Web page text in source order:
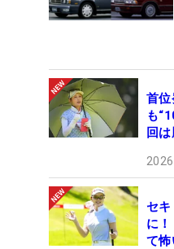
首
も
回は
セ
に
て怖